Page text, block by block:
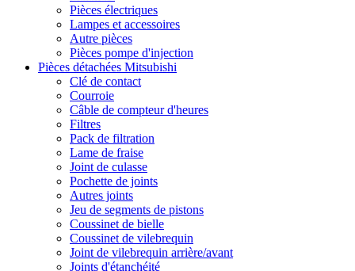
Pièces électriques
Lampes et accessoires
Autre pièces
Pièces pompe d'injection
Pièces détachées Mitsubishi
Clé de contact
Courroie
Câble de compteur d'heures
Filtres
Pack de filtration
Lame de fraise
Joint de culasse
Pochette de joints
Autres joints
Jeu de segments de pistons
Coussinet de bielle
Coussinet de vilebrequin
Joint de vilebrequin arrière/avant
Joints d'étanchéité